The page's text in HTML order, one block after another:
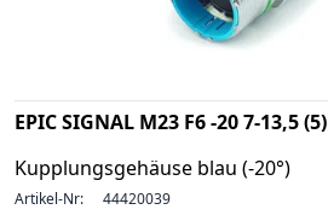
EPIC SIGNAL M23 F6 -20 7-13,5 (5)
Kupplungsgehäuse blau (-20°)
Artikel-Nr: 44420039